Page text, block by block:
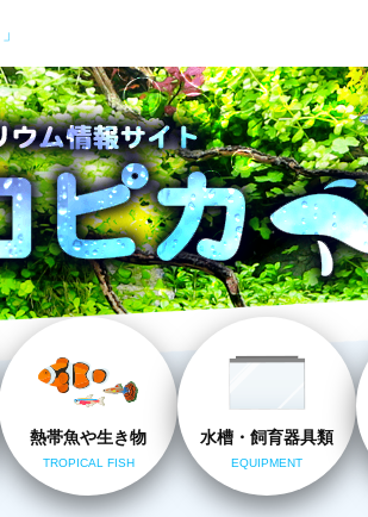
熱帯魚や生き物
TROPICAL FISH
水槽・飼育器具類
EQUIPMENT